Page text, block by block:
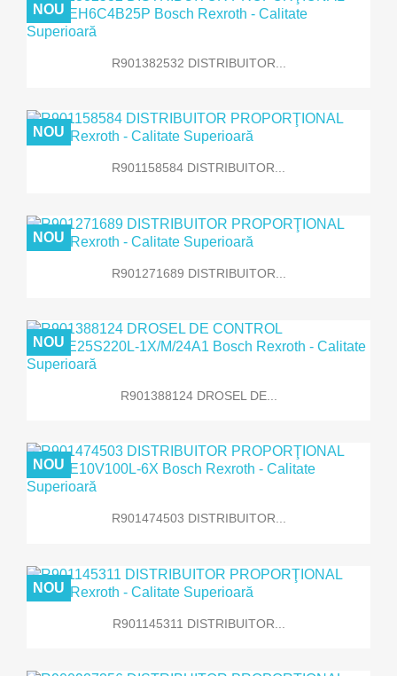
R901382532 DISTRIBUITOR...
NOU
R901158584 DISTRIBUITOR...
NOU
R901271689 DISTRIBUITOR...
NOU
R901388124 DROSEL DE...
NOU
R901474503 DISTRIBUITOR...
NOU
R901145311 DISTRIBUITOR...
NOU